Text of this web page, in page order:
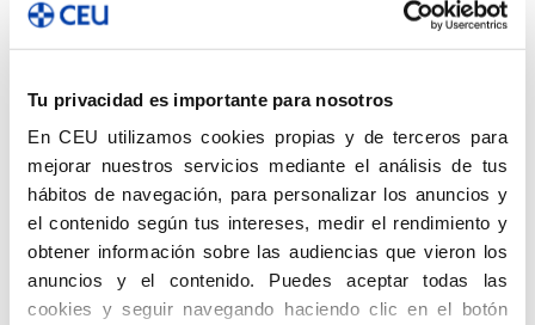
Tu privacidad es importante para nosotros
En CEU utilizamos cookies propias y de terceros para
mejorar nuestros servicios mediante el análisis de tus
hábitos de navegación, para personalizar los anuncios y
el contenido según tus intereses, medir el rendimiento y
obtener información sobre las audiencias que vieron los
anuncios y el contenido. Puedes aceptar todas las
cookies y seguir navegando haciendo clic en el botón